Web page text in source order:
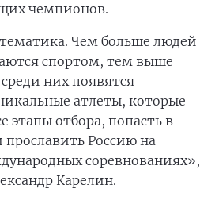
чемпионов.
Чем больше людей
спортом, тем выше
них появятся
атлеты, которые
этапы отбора, попасть в
прославить Россию на
соревнованиях»,
Карелин.